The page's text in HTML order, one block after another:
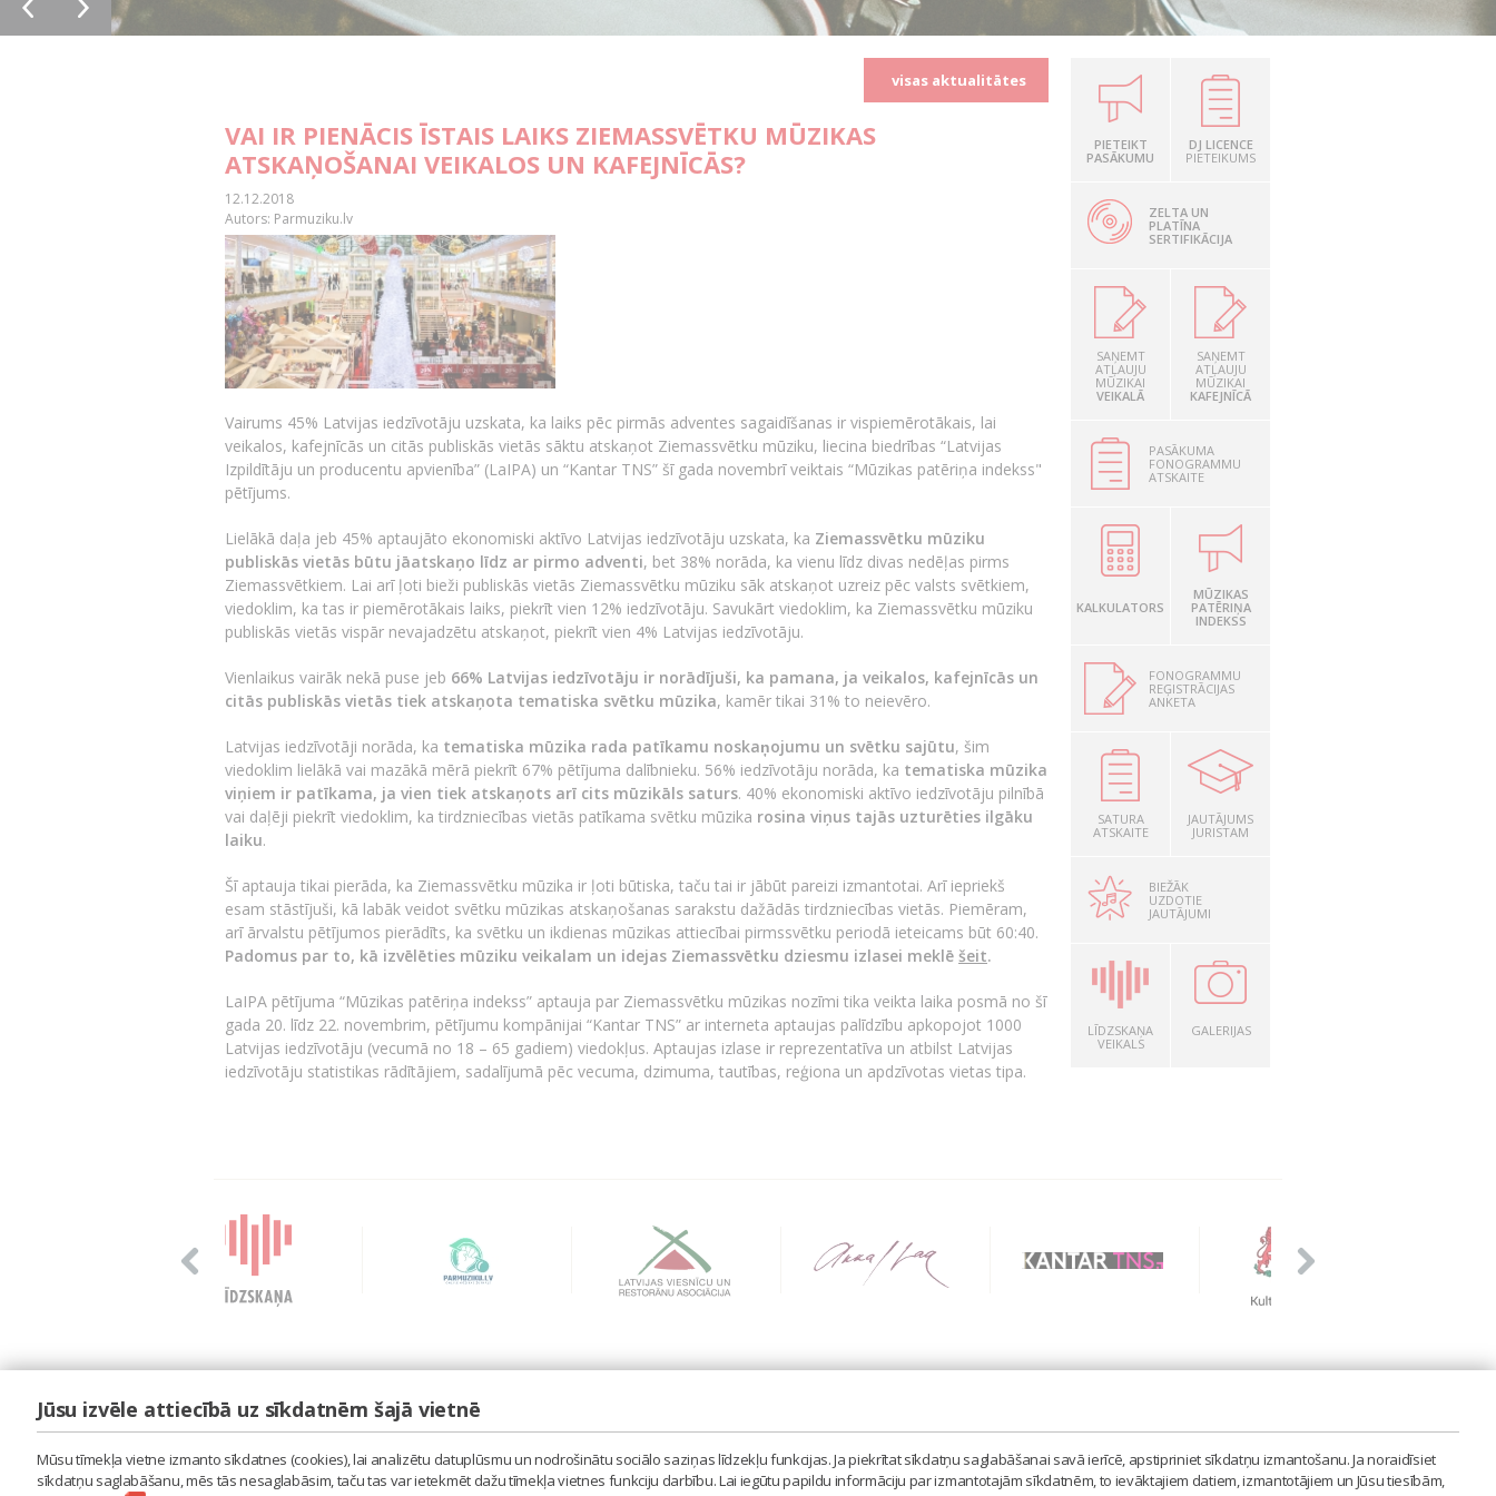
visas aktualitātes
VAI IR PIENĀCIS ĪSTAIS LAIKS ZIEMASSVĒTKU MŪZIKAS
ATSKAŅOŠANAI VEIKALOS UN KAFEJNĪCĀS?
12.12.2018
Autors: Parmuziku.lv
Vairums 45% Latvijas iedzīvotāju uzskata, ka laiks pēc pirmās adventes sagaidīšanas ir vispiemērotākais, lai
veikalos, kafejnīcās un citās publiskās vietās sāktu atskaņot Ziemassvētku mūziku, liecina biedrības “Latvijas
Izpildītāju un producentu apvienība” (LaIPA) un “Kantar TNS” šī gada novembrī veiktais “Mūzikas patēriņa indekss"
pētījums.
Lielākā daļa jeb 45% aptaujāto ekonomiski aktīvo Latvijas iedzīvotāju uzskata, ka Ziemassvētku mūziku
publiskās vietās būtu jāatskaņo līdz ar pirmo adventi, bet 38% norāda, ka vienu līdz divas nedēļas pirms
Ziemassvētkiem. Lai arī ļoti bieži publiskās vietās Ziemassvētku mūziku sāk atskaņot uzreiz pēc valsts svētkiem,
viedoklim, ka tas ir piemērotākais laiks, piekrīt vien 12% iedzīvotāju. Savukārt viedoklim, ka Ziemassvētku mūziku
publiskās vietās vispār nevajadzētu atskaņot, piekrīt vien 4% Latvijas iedzīvotāju.
Vienlaikus vairāk nekā puse jeb 66% Latvijas iedzīvotāju ir norādījuši, ka pamana, ja veikalos, kafejnīcās un
citās publiskās vietās tiek atskaņota tematiska svētku mūzika, kamēr tikai 31% to neievēro.
Latvijas iedzīvotāji norāda, ka tematiska mūzika rada patīkamu noskaņojumu un svētku sajūtu, šim
viedoklim lielākā vai mazākā mērā piekrīt 67% pētījuma dalībnieku. 56% iedzīvotāju norāda, ka tematiska mūzika
viņiem ir patīkama, ja vien tiek atskaņots arī cits mūzikāls saturs. 40% ekonomiski aktīvo iedzīvotāju pilnībā
vai daļēji piekrīt viedoklim, ka tirdzniecības vietās patīkama svētku mūzika rosina viņus tajās uzturēties ilgāku
laiku.
Šī aptauja tikai pierāda, ka Ziemassvētku mūzika ir ļoti būtiska, taču tai ir jābūt pareizi izmantotai. Arī iepriekš
esam stāstījuši, kā labāk veidot svētku mūzikas atskaņošanas sarakstu dažādās tirdzniecības vietās. Piemēram,
arī ārvalstu pētījumos pierādīts, ka svētku un ikdienas mūzikas attiecībai pirmssvētku periodā ieteicams būt 60:40.
Padomus par to, kā izvēlēties mūziku veikalam un idejas Ziemassvētku dziesmu izlasei meklē šeit.
LaIPA pētījuma “Mūzikas patēriņa indekss” aptauja par Ziemassvētku mūzikas nozīmi tika veikta laika posmā no šī
gada 20. līdz 22. novembrim, pētījumu kompānijai “Kantar TNS” ar interneta aptaujas palīdzību apkopojot 1000
Latvijas iedzīvotāju (vecumā no 18 – 65 gadiem) viedokļus. Aptaujas izlase ir reprezentatīva un atbilst Latvijas
iedzīvotāju statistikas rādītājiem, sadalījumā pēc vecuma, dzimuma, tautības, reģiona un apdzīvotas vietas tipa.
PIETEIKT
PASĀKUMU
DJ LICENCE
PIETEIKUMS
ZELTA UN
PLATĪNA
SERTIFIKĀCIJA
SAŅEMT
ATĻAUJU
MŪZIKAI
VEIKALĀ
SAŅEMT
ATĻAUJU
MŪZIKAI
KAFEJNĪCĀ
PASĀKUMA
FONOGRAMMU
ATSKAITE
KALKULATORS
MŪZIKAS
PATĒRIŅA
INDEKSS
FONOGRAMMU
REĢISTRĀCIJAS
ANKETA
SATURA
ATSKAITE
JAUTĀJUMS
JURISTAM
BIEŽĀK
UZDOTIE
JAUTĀJUMI
LĪDZSKAŅA
VEIKALS
GALERIJAS
LAIPA
ES RADU MŪZIKU
AKTUALITĀTES
TEL. 67605023, MOB. 20398873, E-PASTS: LAIPA[AT]LAIPA.ORG
Jūsu izvēle attiecībā uz sīkdatnēm šajā vietnē
Mūsu tīmekļa vietne izmanto sīkdatnes (cookies), lai analizētu datuplūsmu un nodrošinātu sociālo saziņas līdzekļu funkcijas. Ja piekrītat sīkdatņu saglabāšanai savā ierīcē, apstipriniet sīkdatņu izmantošanu. Ja noraidīsiet
sīkdatņu saglabāšanu, mēs tās nesaglabāsim, taču tas var ietekmēt dažu tīmekļa vietnes funkciju darbību. Lai iegūtu papildu informāciju par izmantotajām sīkdatnēm, to ievāktajiem datiem, izmantotājiem un Jūsu tiesībām,